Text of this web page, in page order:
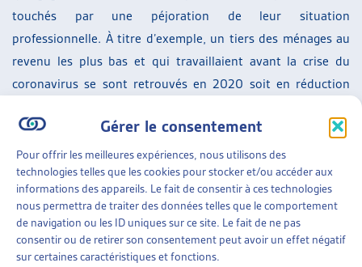
Gérer le consentement
Pour offrir les meilleures expériences, nous utilisons des
technologies telles que les cookies pour stocker et/ou accéder aux
informations des appareils. Le fait de consentir à ces technologies
nous permettra de traiter des données telles que le comportement
de navigation ou les ID uniques sur ce site. Le fait de ne pas
consentir ou de retirer son consentement peut avoir un effet négatif
sur certaines caractéristiques et fonctions.
touchés par une péjoration de leur situation
professionnelle. À titre d’exemple, un tiers des ménages au
revenu les plus bas et qui travaillaient avant la crise du
coronavirus se sont retrouvés en 2020 soit en réduction
de revenu de 16’000 et plus, ils sont un sixième à se
retrouver dans cette situation.
Des dépenses incompressibles qui dépassent les revenus
L’étude du KOF se penche aussi sur l’évolution des dépenses
des ménages. Tout d’abord, 50% des ménages indiquent